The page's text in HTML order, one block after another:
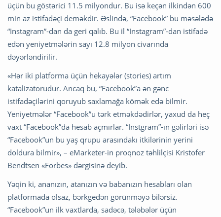
üçün bu göstərici 11.5 milyondur. Bu isə keçən ilkindən 600
min az istifadəçi deməkdir. Əslində, “Facebook” bu məsələdə
“Instagram”-dan da geri qalıb. Bu il “Instagram”-dan istifadə
edən yeniyetmələrin sayı 12.8 milyon civarında
dəyərləndirilir.
«Hər iki platforma üçün hekayələr (stories) artım
katalizatorudur. Ancaq bu, “Facebook”a ən gənc
istifadəçilərini qoruyub saxlamağa kömək edə bilmir.
Yeniyetmələr “Facebook”u tərk etməkdədirlər, yaxud da heç
vaxt “Facebook”da hesab açmırlar. “Instgram”-ın gəlirləri isə
“Facebook”un bu yaş qrupu arasındakı itkilərinin yerini
doldura bilmir», – eMarketer-in proqnoz təhlilçisi Kristofer
Bendtsen «Forbes» dərgisinə deyib.
Yəqin ki, ananızın, atanızın və babanızın hesabları olan
platformada olsaz, bərkgedən görünməyə bilərsiz.
“Facebook”un ilk vaxtlarda, sadəcə, tələbələr üçün